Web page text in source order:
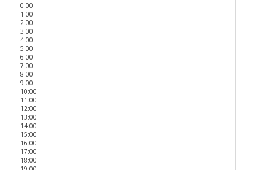
0:00
1:00
2:00
3:00
4:00
5:00
6:00
7:00
8:00
9:00
10:00
11:00
12:00
13:00
14:00
15:00
16:00
17:00
18:00